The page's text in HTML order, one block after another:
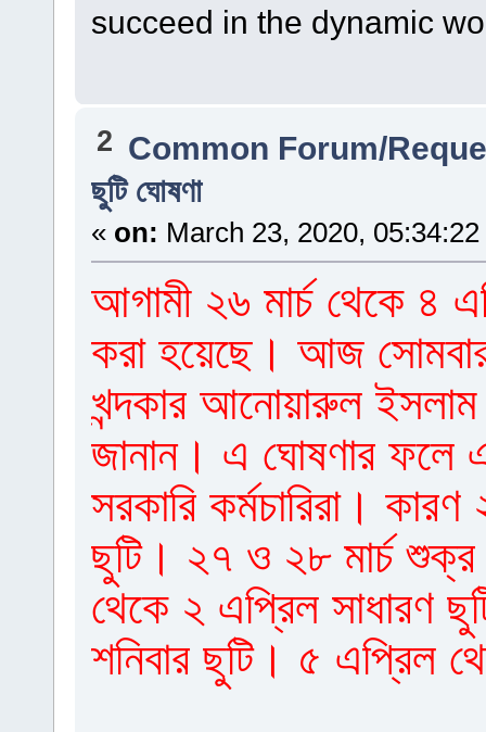
succeed in the dynamic
2 Common Forum/
ছুটি ঘোষণা
« on: March 23, 2020,
আগামী ২৬ মার্চ থেকে ৪
করা হয়েছে। আজ সোমবার
খন্দকার আনোয়ারুল
জানান। এ ঘোষণার ফলে
সরকারি কর্মচারিরা। কারণ
ছুটি। ২৭ ও ২৮ মার্চ শুক্র
থেকে ২ এপ্রিল
শনিবার ছুটি। ৫ এপ্রিল